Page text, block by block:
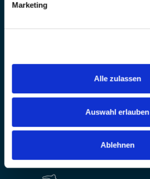
Marketing
Alle zulassen
Auswahl erlauben
Ablehnen